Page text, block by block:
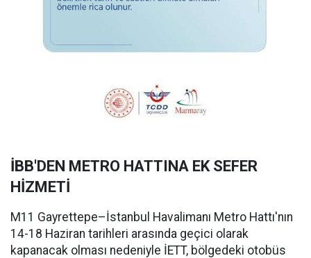
İBB'DEN METRO HATTINA EK SEFER
HİZMETİ
M11 Gayrettepe–İstanbul Havalimanı Metro Hattı'nın
14-18 Haziran tarihleri arasında geçici olarak
kapanacak olması nedeniyle İETT, bölgedeki otobüs